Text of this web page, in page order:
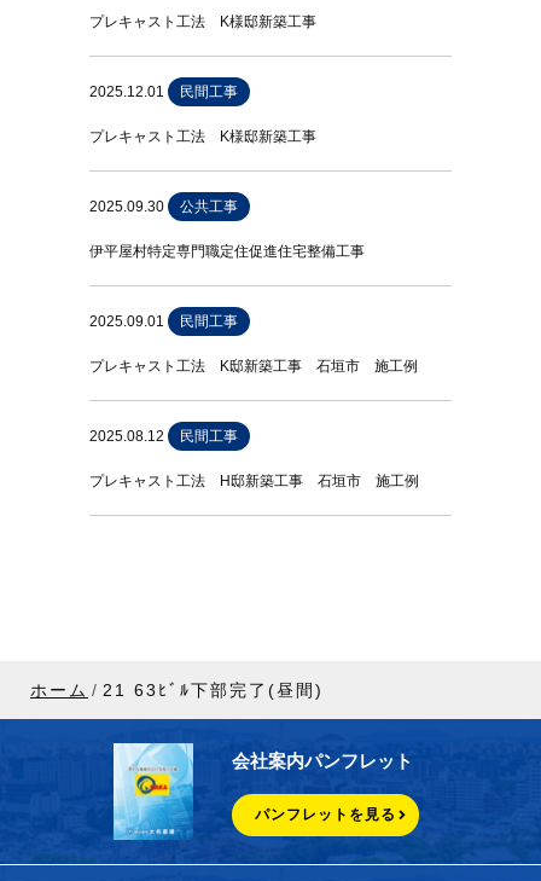
プレキャスト工法 K様邸新築工事
2025.12.01 民間工事
プレキャスト工法 K様邸新築工事
2025.09.30 公共工事
伊平屋村特定専門職定住促進住宅整備工事
2025.09.01 民間工事
プレキャスト工法 K邸新築工事 石垣市 施工例
2025.08.12 民間工事
プレキャスト工法 H邸新築工事 石垣市 施工例
ホーム 21 63ﾋﾞﾙ下部完了(昼間)
会社案内パンフレット
パンフレットを見る